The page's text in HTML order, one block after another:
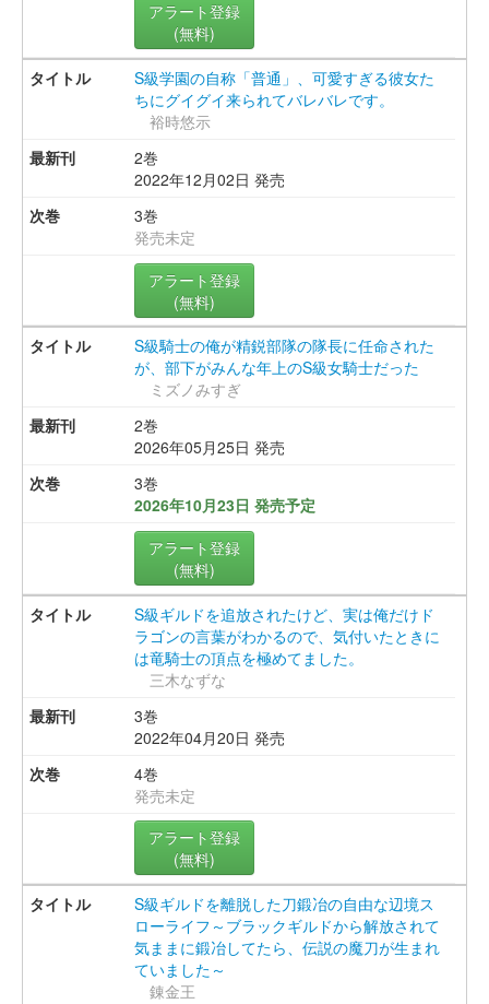
アラート登録
(無料)
S級学園の自称「普通」、可愛すぎる彼女た
ちにグイグイ来られてバレバレです。
裕時悠示
2巻
2022年12月02日 発売
3巻
発売未定
アラート登録
(無料)
S級騎士の俺が精鋭部隊の隊長に任命された
が、部下がみんな年上のS級女騎士だった
ミズノみすぎ
2巻
2026年05月25日 発売
3巻
2026年10月23日 発売予定
アラート登録
(無料)
S級ギルドを追放されたけど、実は俺だけド
ラゴンの言葉がわかるので、気付いたときに
は竜騎士の頂点を極めてました。
三木なずな
3巻
2022年04月20日 発売
4巻
発売未定
アラート登録
(無料)
S級ギルドを離脱した刀鍛冶の自由な辺境ス
ローライフ～ブラックギルドから解放されて
気ままに鍛冶してたら、伝説の魔刀が生まれ
ていました～
錬金王